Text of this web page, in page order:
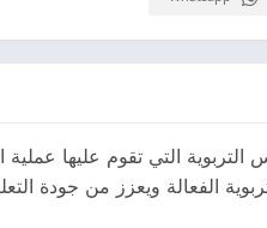
التي تقوم عليها عملية
الفعالة ويعزز من جودة